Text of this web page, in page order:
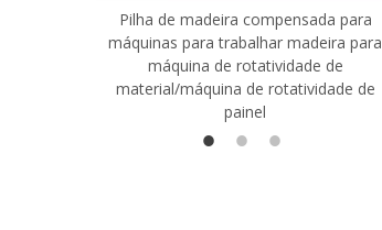
Pilha de madeira compensada para
máquinas para trabalhar madeira para
máquina de rotatividade de
material/máquina de rotatividade de
painel